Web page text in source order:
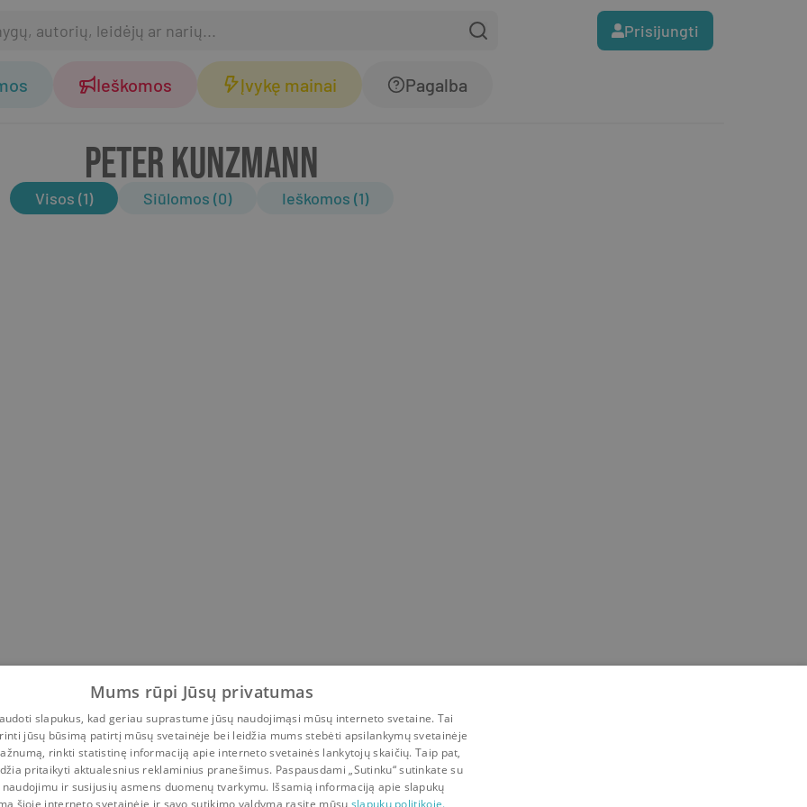
Prisijungti
Ieškomos Įvykę mainai Pagalba
PETER KUNZMANN
Visos (1) Siūlomos (0) Ieškomos (1)
Mums rūpi Jūsų privatumas
slapukus, kad geriau suprastume jūsų naudojimąsi mūsų interneto svetaine. Tai
jūsų būsimą patirtį mūsų svetainėje bei leidžia mums stebėti apsilankymų svetainėje
rinkti statistinę informaciją apie interneto svetainės lankytojų skaičių. Taip pat,
pritaikyti aktualesnius reklaminius pranešimus. Paspausdami „Sutinku“ sutinkate su
ir susijusių asmens duomenų tvarkymu. Išsamią informaciją apie slapukų
šioje interneto svetainėje ir savo sutikimo valdymą rasite mūsų slapukų politikoje.